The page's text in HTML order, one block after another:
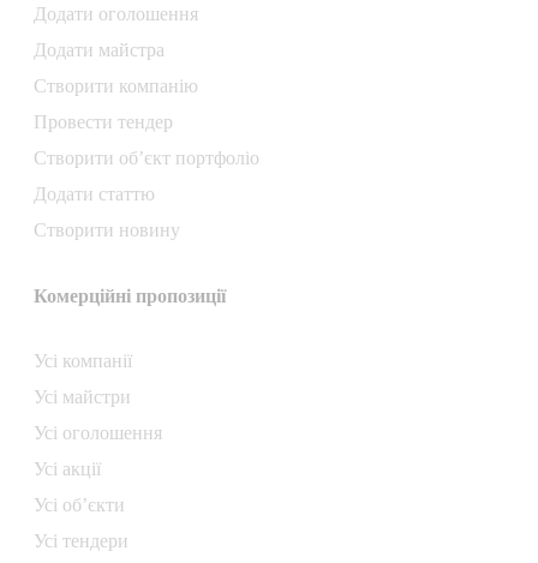
Додати oголошення
Додати майстра
Створити компанiю
Провести тендер
Створити об’єкт портфоліо
Додати статтю
Створити новину
Комерційні пропозиції
Усі компанії
Усі майстри
Усі оголошення
Усі акції
Усі об’єкти
Усі тендери